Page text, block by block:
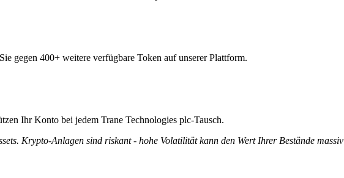
gegen 400+ weitere verfügbare Token auf unserer Plattform.
Ihr Konto bei jedem Trane Technologies plc-Tausch.
Krypto-Anlagen sind riskant - hohe Volatilität kann den Wert Ihrer Bestände massiv